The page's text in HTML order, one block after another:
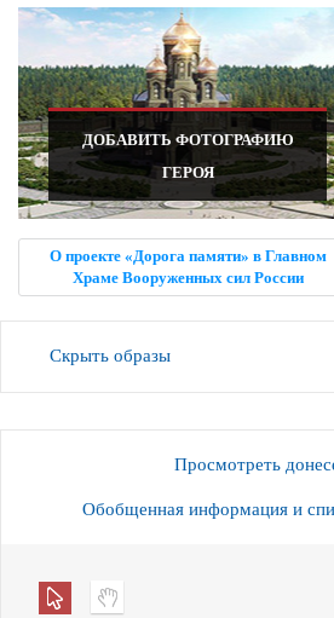
ДОБАВИТЬ ФОТОГРАФИЮ
ГЕРОЯ
О проекте «Дорога памяти» в Главном
Храме Вооруженных сил России
Скрыть образы
Просмотреть
Обобщенная информация и